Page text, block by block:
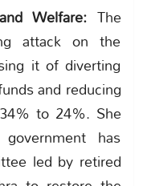
Welfare: The
attack on the
it of diverting
and reducing
to 24%. She
has
led by retired